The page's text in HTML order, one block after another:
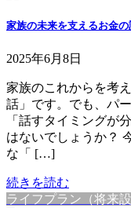
家族の未来を支えるお金
2025年6月8日
家族のこれからを考
話」です。でも、パ
「話すタイミングが
はないでしょうか？
な「 […]
続きを読む
ライフプラン（将来設